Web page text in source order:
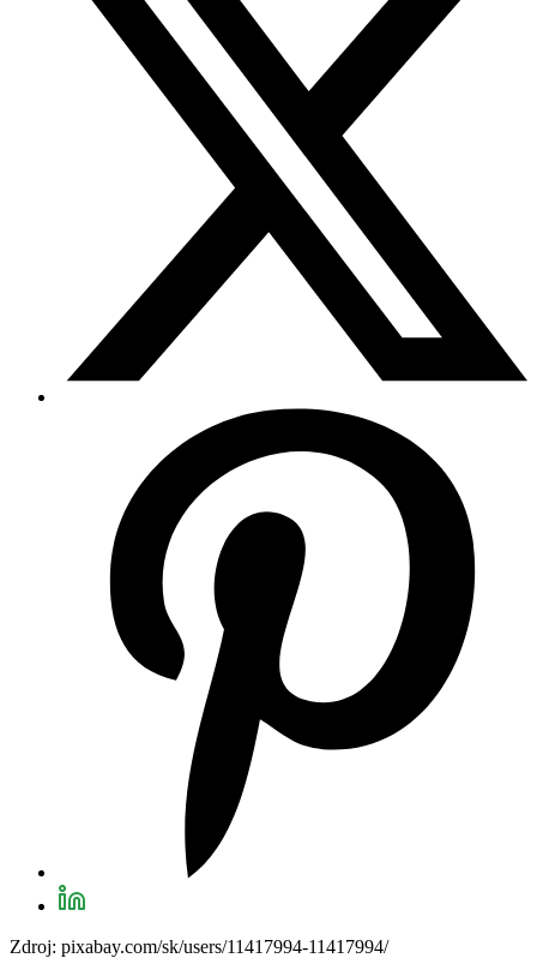
Zdroj: pixabay.com/sk/users/11417994-11417994/